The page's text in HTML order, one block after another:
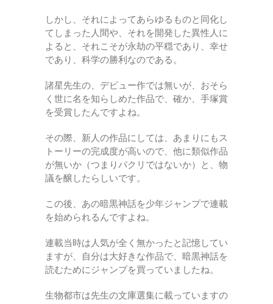
しかし、それによってあらゆるものと同化し
てしまった人間や、それを開発した異性人に
よると、それこそが永劫の平穏であり、幸せ
であり、科学の勝利なのである。
諸星先生の、デビュー作では無いが、おそら
く世に名を知らしめた作品で、確か、手塚賞
を受賞したんですよね。
その際、新人の作品にしては、あまりにもス
トーリーの完成度が高いので、他に類似作品
が無いか（つまりパクリではないか）と、物
議を醸したらしいです。
この後、あの暗黒神話を少年ジャンプで連載
を始められるんですよね。
連載当時は人気が全く無かったと記憶してい
ますが、自分は大好きな作品で、暗黒神話を
読むためにジャンプを買っていましたね。
生物都市は先生の文庫選集に載っていますの